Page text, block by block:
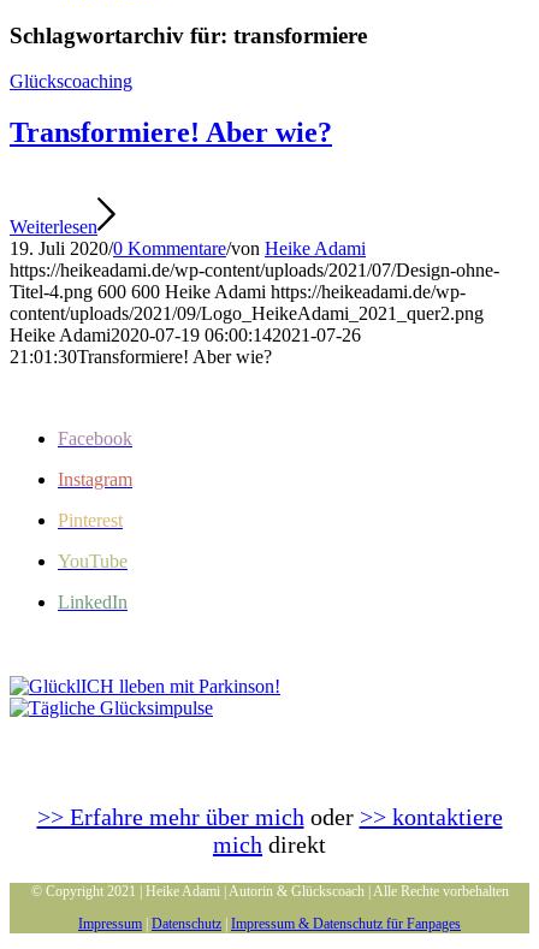
Schlagwortarchiv für: transformiere
Glückscoaching
Transformiere! Aber wie?
Weiterlesen
19. Juli 2020/0 Kommentare/von Heike Adami
https://heikeadami.de/wp-content/uploads/2021/07/Design-ohne-
Titel-4.png 600 600 Heike Adami https://heikeadami.de/wp-
content/uploads/2021/09/Logo_HeikeAdami_2021_quer2.png
Heike Adami2020-07-19 06:00:142021-07-26
21:01:30Transformiere! Aber wie?
Facebook
Instagram
Pinterest
YouTube
LinkedIn
>> Erfahre mehr über mich oder >> kontaktiere
mich direkt
© Copyright 2021 | Heike Adami | Autorin & Glückscoach | Alle Rechte vorbehalten
Impressum Datenschutz Impressum & Datenschutz für Fanpages